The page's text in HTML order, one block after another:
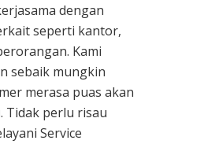
dengan
seperti kantor,
Kami
sebaik mungkin
merasa puas akan
Tidak perlu risau
Service